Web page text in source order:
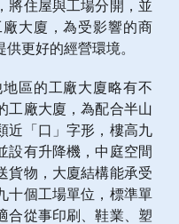
將住屋與工場分開，並
大廈，為受影響的商
更好的經營環境。
區的工廠大廈略有不
工廠大廈，為配合半山
近「口」字形，樓高九
設有升降機，中庭空間
貨物，大廈結構能承受
十個工場單位，標準單
合從事印刷、鞋業、塑